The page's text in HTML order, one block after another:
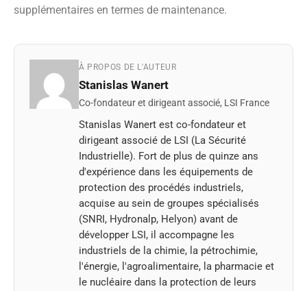
supplémentaires en termes de maintenance.
À PROPOS DE L'AUTEUR
Stanislas Wanert
Co-fondateur et dirigeant associé, LSI France
Stanislas Wanert est co-fondateur et
dirigeant associé de LSI (La Sécurité
Industrielle). Fort de plus de quinze ans
d'expérience dans les équipements de
protection des procédés industriels,
acquise au sein de groupes spécialisés
(SNRI, Hydronalp, Helyon) avant de
développer LSI, il accompagne les
industriels de la chimie, la pétrochimie,
l'énergie, l'agroalimentaire, la pharmacie et
le nucléaire dans la protection de leurs